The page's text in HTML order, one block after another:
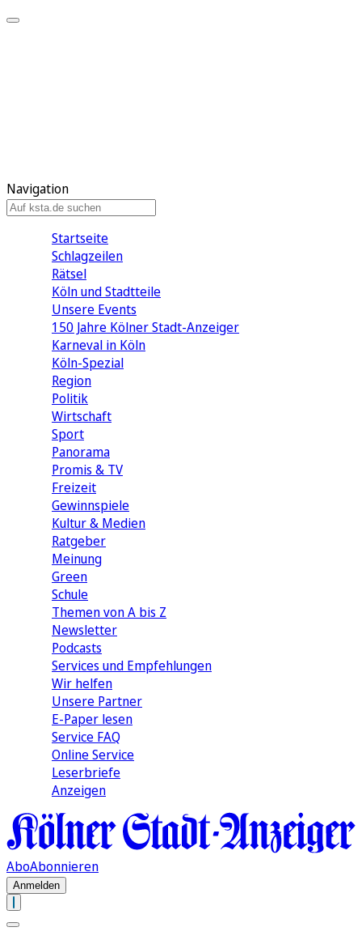
Navigation
Startseite
Schlagzeilen
Rätsel
Köln und Stadtteile
Unsere Events
150 Jahre Kölner Stadt-Anzeiger
Karneval in Köln
Köln-Spezial
Region
Politik
Wirtschaft
Sport
Panorama
Promis & TV
Freizeit
Gewinnspiele
Kultur & Medien
Ratgeber
Meinung
Green
Schule
Themen von A bis Z
Newsletter
Podcasts
Services und Empfehlungen
Wir helfen
Unsere Partner
E-Paper lesen
Service FAQ
Online Service
Leserbriefe
Anzeigen
AboAbonnieren
Anmelden